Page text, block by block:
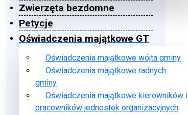
Zwierzęta bezdomne
Petycje
Oświadczenia majątkowe GT
Oświadczenia majątkowe wójta gminy
Oświadczenia majątkowe radnych
gminy
Oświadczenia majątkowe kierowników i
pracowników jednostek organizacyjnych